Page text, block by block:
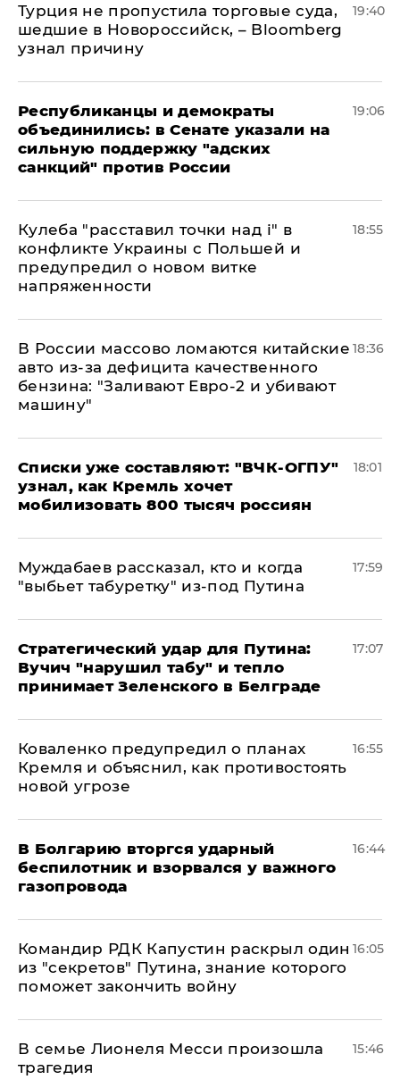
Турция не пропустила торговые суда,
шедшие в Новороссийск, – Bloomberg
узнал причину
19:40
Республиканцы и демократы
объединились: в Сенате указали на
сильную поддержку "адских
санкций" против России
19:06
Кулеба "расставил точки над і" в
конфликте Украины с Польшей и
предупредил о новом витке
напряженности
18:55
В России массово ломаются китайские
авто из-за дефицита качественного
бензина: "Заливают Евро-2 и убивают
машину"
18:36
Списки уже составляют: "ВЧК-ОГПУ"
узнал, как Кремль хочет
мобилизовать 800 тысяч россиян
18:01
Муждабаев рассказал, кто и когда
"выбьет табуретку" из-под Путина
17:59
Стратегический удар для Путина:
Вучич "нарушил табу" и тепло
принимает Зеленского в Белграде
17:07
Коваленко предупредил о планах
Кремля и объяснил, как противостоять
новой угрозе
16:55
В Болгарию вторгся ударный
беспилотник и взорвался у важного
газопровода
16:44
Командир РДК Капустин раскрыл один
из "секретов" Путина, знание которого
поможет закончить войну
16:05
В семье Лионеля Месси произошла
трагедия
15:46